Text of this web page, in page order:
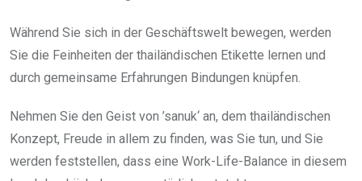
Während Sie sich in der Geschäftswelt bewegen, werden
Sie die Feinheiten der thailändischen Etikette lernen und
durch gemeinsame Erfahrungen Bindungen knüpfen.
Nehmen Sie den Geist von ’sanuk‘ an, dem thailändischen
Konzept, Freude in allem zu finden, was Sie tun, und Sie
werden feststellen, dass eine Work-Life-Balance in diesem